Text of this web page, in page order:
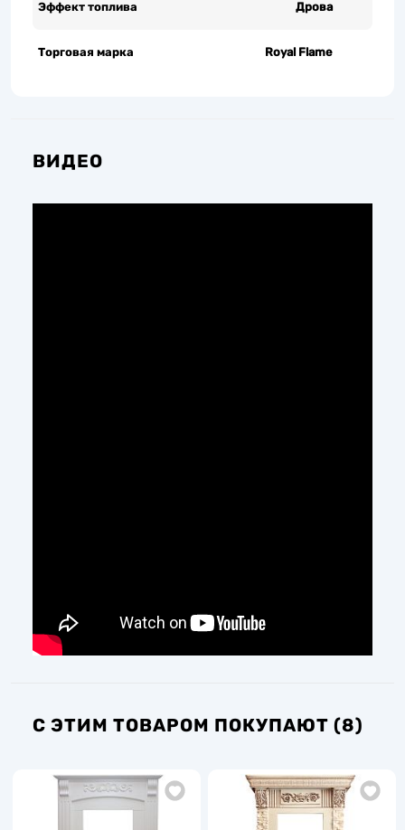
Эффект топлива Дрова
Торговая марка Royal Flame
ВИДЕО
С ЭТИМ ТОВАРОМ ПОКУПАЮТ (8)